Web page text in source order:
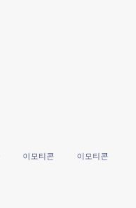
이모티콘 이모티콘